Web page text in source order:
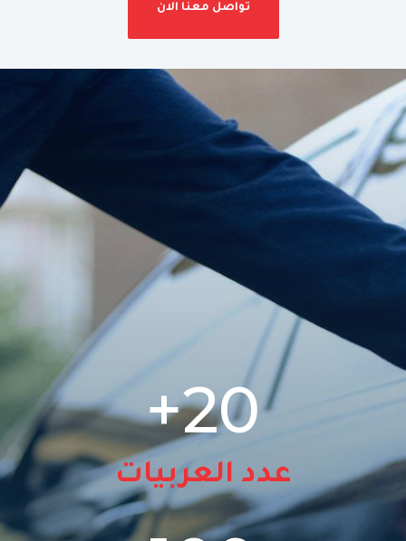
تواصل معنا الان
20+
عدد العربيات